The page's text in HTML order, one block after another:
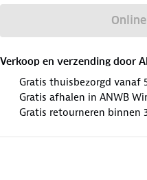
Verkoop en verzending door
Gratis thuisbezorgd vanaf
Gratis afhalen in ANWB
Gratis retourneren binnen